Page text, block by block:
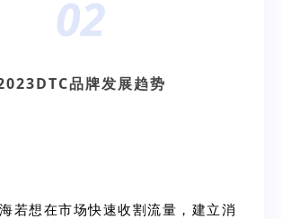
02
品牌发展趋势
若想在市场快速收割流量，建立消